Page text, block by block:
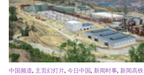
中国频道, 主页幻灯片, 今日中国, 新闻时事, 新闻高铁